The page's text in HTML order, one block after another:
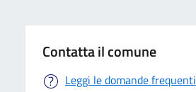
Contatta il comune
Leggi le domande frequenti